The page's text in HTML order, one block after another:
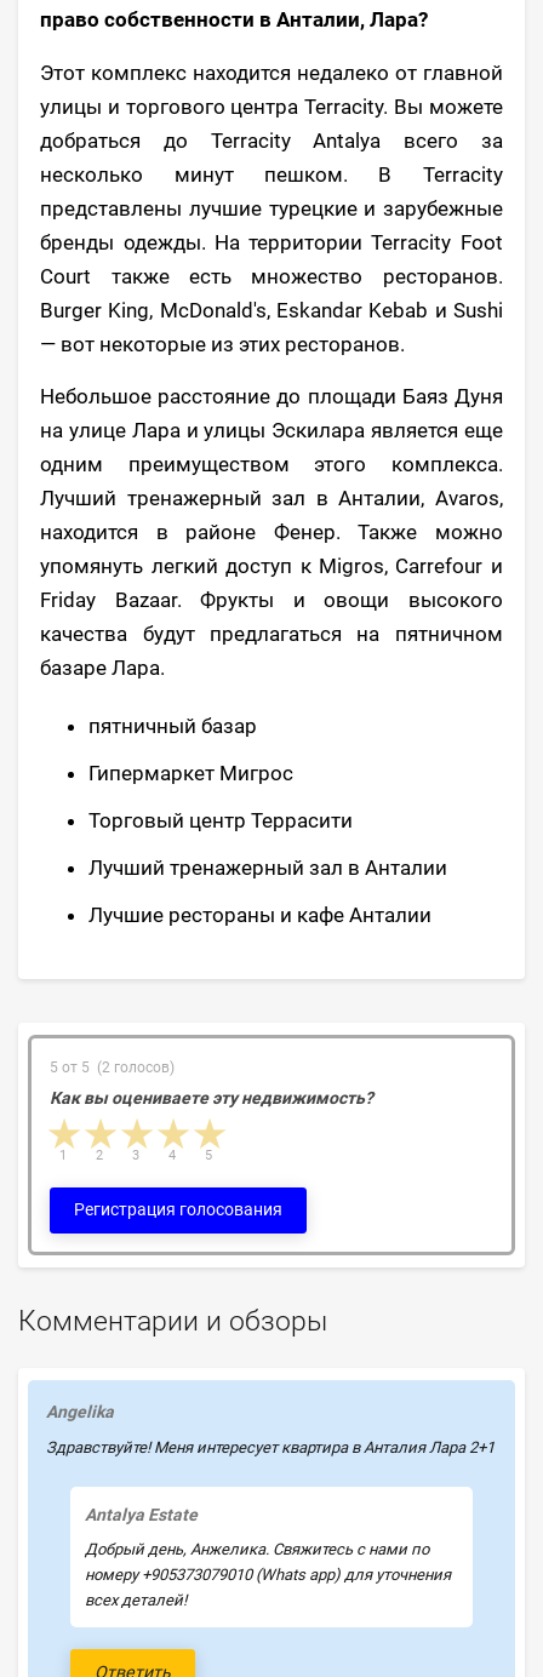
право собственности в Анталии, Лара?
Этот комплекс находится недалеко от главной
улицы и торгового центра Terracity. Вы можете
добраться до Terracity Antalya всего за
несколько минут пешком. В Terracity
представлены лучшие турецкие и зарубежные
бренды одежды. На территории Terracity Foot
Court также есть множество ресторанов.
Burger King, McDonald's, Eskandar Kebab и Sushi
— вот некоторые из этих ресторанов.
Небольшое расстояние до площади Баяз Дуня
на улице Лара и улицы Эскилара является еще
одним преимуществом этого комплекса.
Лучший тренажерный зал в Анталии, Avaros,
находится в районе Фенер. Также можно
упомянуть легкий доступ к Migros, Carrefour и
Friday Bazaar. Фрукты и овощи высокого
качества будут предлагаться на пятничном
базаре Лара.
пятничный базар
Гипермаркет Мигрос
Торговый центр Террасити
Лучший тренажерный зал в Анталии
Лучшие рестораны и кафе Анталии
5 от 5 (2 голосов)
Как вы оцениваете эту недвижимость?
4 stars
3 stars
2 stars
1 star 5
4
3
2
1
Регистрация голосования
Комментарии и обзоры
Angelika
Здравствуйте! Меня интересует квартира в Анталия Лара 2+1
Antalya Estate
Добрый день, Анжелика. Свяжитесь с нами по
номеру +905373079010 (Whats app) для уточнения
всех деталей!
Ответить